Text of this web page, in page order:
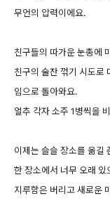
무언의 압력이에요.
친구들의 따가운 눈총에
친구의 술잔 꺾기 시도로
임으로 돌아와요.
얼추 각자 소주 1병씩을
이제는 슬슬 장소를 옮길
한 장소에서 너무 오래
지루함은 버리고 새로운